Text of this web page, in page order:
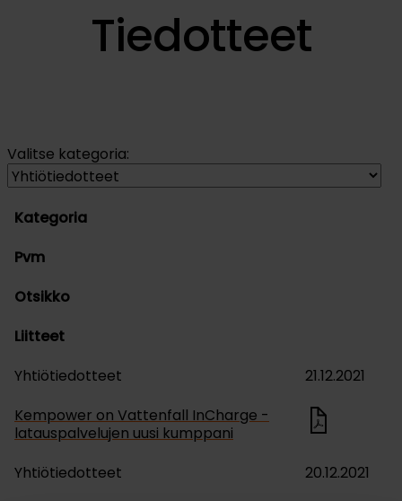
Tiedotteet
Valitse kategoria:
Kategoria
Pvm
Otsikko
Liitteet
Yhtiötiedotteet
21.12.2021
Kempower on Vattenfall InCharge -
latauspalvelujen uusi kumppani
Yhtiötiedotteet
20.12.2021